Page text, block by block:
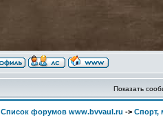
Показать
Список форумов www.bvvaul.ru -> Спорт,